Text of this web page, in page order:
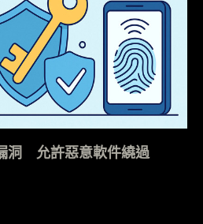
洞 允許惡意軟件繞過